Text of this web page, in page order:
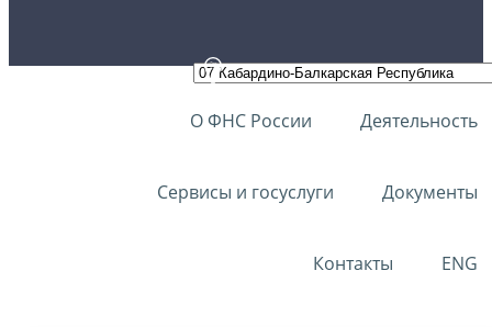
О ФНС России Деятельность
Сервисы и госуслуги Документы
Контакты ENG